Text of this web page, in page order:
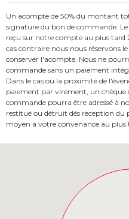
Un acompte de 50% du montant
signature du bon de commande.
reçu sur notre compte au plus
cas contraire nous nous réservons
conserver l'acompte. Nous ne
commande sans un paiement
Dans le cas où la proximité de
paiement par virement, un
commande pourra être adressé à
restitué ou détruit dés reception
moyen à votre convenance au plus